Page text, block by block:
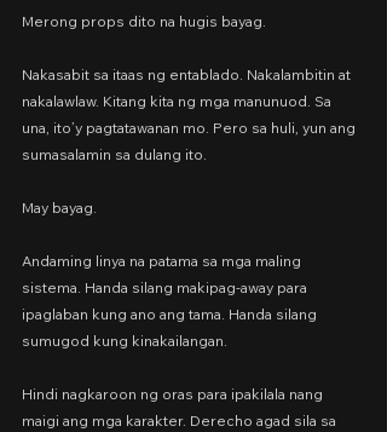
Merong props dito na hugis bayag.
Nakasabit sa itaas ng entablado. Nakalambitin at
nakalawlaw. Kitang kita ng mga manunuod. Sa
una, ito’y pagtatawanan mo. Pero sa huli, yun ang
sumasalamin sa dulang ito.
May bayag.
Andaming linya na patama sa mga maling
sistema. Handa silang makipag-away para
ipaglaban kung ano ang tama. Handa silang
sumugod kung kinakailangan.
Hindi nagkaroon ng oras para ipakilala nang
maigi ang mga karakter. Derecho agad sila sa